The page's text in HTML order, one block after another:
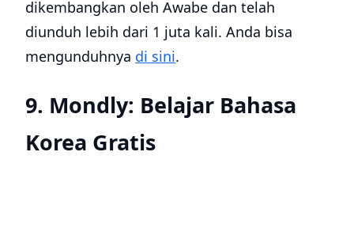
dikembangkan oleh Awabe dan telah
diunduh lebih dari 1 juta kali. Anda bisa
mengunduhnya di sini.
9. Mondly: Belajar Bahasa
Korea Gratis